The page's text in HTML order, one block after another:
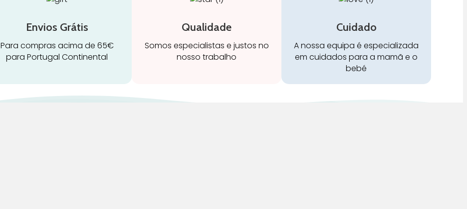
Envios Grátis
Para compras acima de 65€
para Portugal Continental
Qualidade
Somos especialistas e justos no
nosso trabalho
Cuidado
A nossa equipa é especializada
em cuidados para a mamã e o
bebé